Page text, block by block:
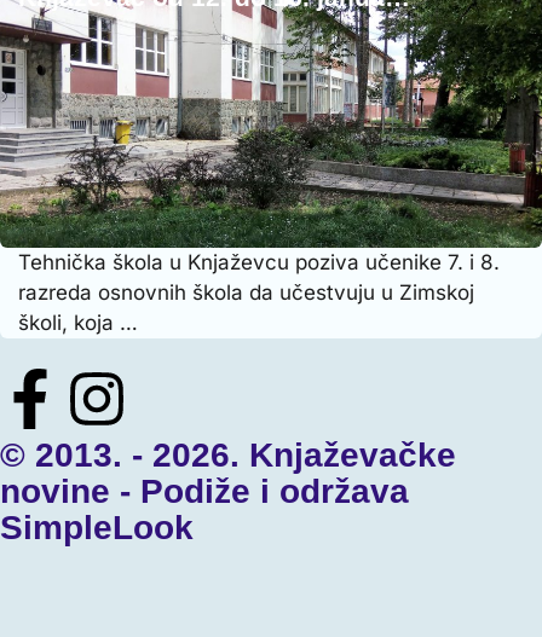
Tehnička škola u Knjaževcu poziva učenike 7. i 8.
razreda osnovnih škola da učestvuju u Zimskoj
školi, koja …
© 2013. - 2026. Knjaževačke
novine - Podiže i održava
SimpleLook